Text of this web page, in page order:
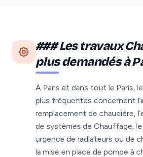
### Les travaux
plus demandés à
À Paris et dans tout le Paris,
plus fréquentes concernent
remplacement de chaudière,
de systèmes de Chauffage,
urgence de radiateurs ou de
la mise en place de pompe à